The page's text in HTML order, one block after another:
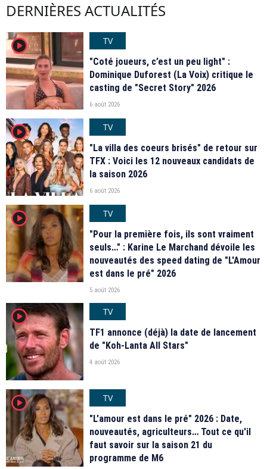
DERNIÈRES ACTUALITÉS
player2
TV
"Coté joueurs, c’est un peu light" :
Dominique Duforest (La Voix) critique le
casting de "Secret Story" 2026
6 août 2026
player2
TV
"La villa des coeurs brisés" de retour sur
TFX : Voici les 12 nouveaux candidats de
la saison 2026
6 août 2026
player2
TV
"Pour la première fois, ils sont vraiment
seuls…" : Karine Le Marchand dévoile les
nouveautés des speed dating de "L'Amour
est dans le pré" 2026
5 août 2026
player2
TV
TF1 annonce (déjà) la date de lancement
de "Koh-Lanta All Stars"
4 août 2026
player2
TV
"L'amour est dans le pré" 2026 : Date,
nouveautés, agriculteurs… Tout ce qu'il
faut savoir sur la saison 21 du
programme de M6